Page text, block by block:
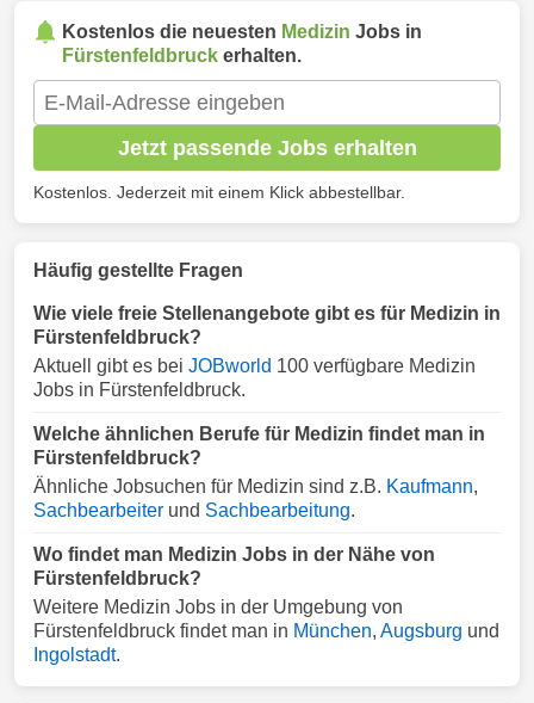
Kostenlos die neuesten Medizin Jobs in
Fürstenfeldbruck erhalten.
Jetzt passende Jobs erhalten
Kostenlos. Jederzeit mit einem Klick abbestellbar.
Häufig gestellte Fragen
Wie viele freie Stellenangebote gibt es für Medizin in
Fürstenfeldbruck?
Aktuell gibt es bei JOBworld 100 verfügbare Medizin
Jobs in Fürstenfeldbruck.
Welche ähnlichen Berufe für Medizin findet man in
Fürstenfeldbruck?
Ähnliche Jobsuchen für Medizin sind z.B. Kaufmann,
Sachbearbeiter und Sachbearbeitung.
Wo findet man Medizin Jobs in der Nähe von
Fürstenfeldbruck?
Weitere Medizin Jobs in der Umgebung von
Fürstenfeldbruck findet man in München, Augsburg und
Ingolstadt.